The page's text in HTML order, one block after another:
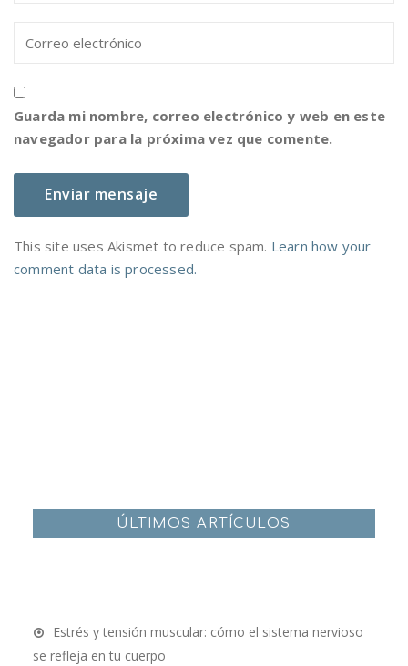
Guarda mi nombre, correo electrónico y web en este
navegador para la próxima vez que comente.
This site uses Akismet to reduce spam. Learn how your
comment data is processed.
ÚLTIMOS ARTÍCULOS
Estrés y tensión muscular: cómo el sistema nervioso
se refleja en tu cuerpo